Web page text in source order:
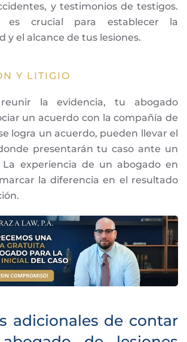
y testimonios de testigos.
es crucial para establecer la
y el alcance de tus lesiones.
Y LITIGIO
la evidencia, tu abogado
un acuerdo con la compañía de
logra un acuerdo, pueden llevar el
presentarán tu caso ante un
experiencia de un abogado en
la diferencia en el resultado
adicionales de contar